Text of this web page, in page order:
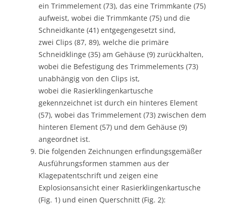
ein Trimmelement (73), das eine Trimmkante (75)
aufweist, wobei die Trimmkante (75) und die
Schneidkante (41) entgegengesetzt sind,
zwei Clips (87, 89), welche die primäre
Schneidklinge (35) am Gehäuse (9) zurückhalten,
wobei die Befestigung des Trimmelements (73)
unabhängig von den Clips ist,
wobei die Rasierklingenkartusche
gekennzeichnet ist durch ein hinteres Element
(57), wobei das Trimmelement (73) zwischen dem
hinteren Element (57) und dem Gehäuse (9)
angeordnet ist.
Die folgenden Zeichnungen erfindungsgemäßer
Ausführungsformen stammen aus der
Klagepatentschrift und zeigen eine
Explosionsansicht einer Rasierklingenkartusche
(Fig. 1) und einen Querschnitt (Fig. 2):